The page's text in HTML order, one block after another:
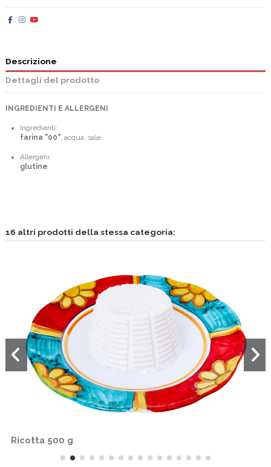
Descrizione
Dettagli del prodotto
INGREDIENTI E ALLERGENI
Ingredienti:
farina "00", acqua, sale.
Allergeni:
glutine
16 altri prodotti della stessa categoria:
Ricotta 500 g